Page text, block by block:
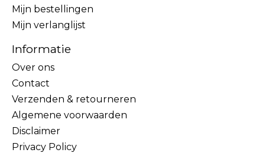
Mijn bestellingen
Mijn verlanglijst
Informatie
Over ons
Contact
Verzenden & retourneren
Algemene voorwaarden
Disclaimer
Privacy Policy